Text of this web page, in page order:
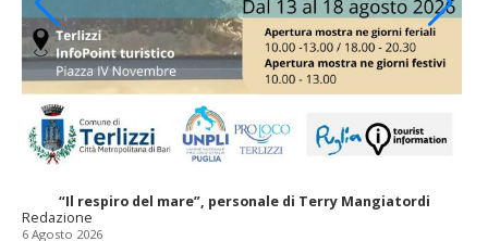
“Il respiro del mare”, personale di Terry Mangiatordi
Redazione
6 Agosto 2026